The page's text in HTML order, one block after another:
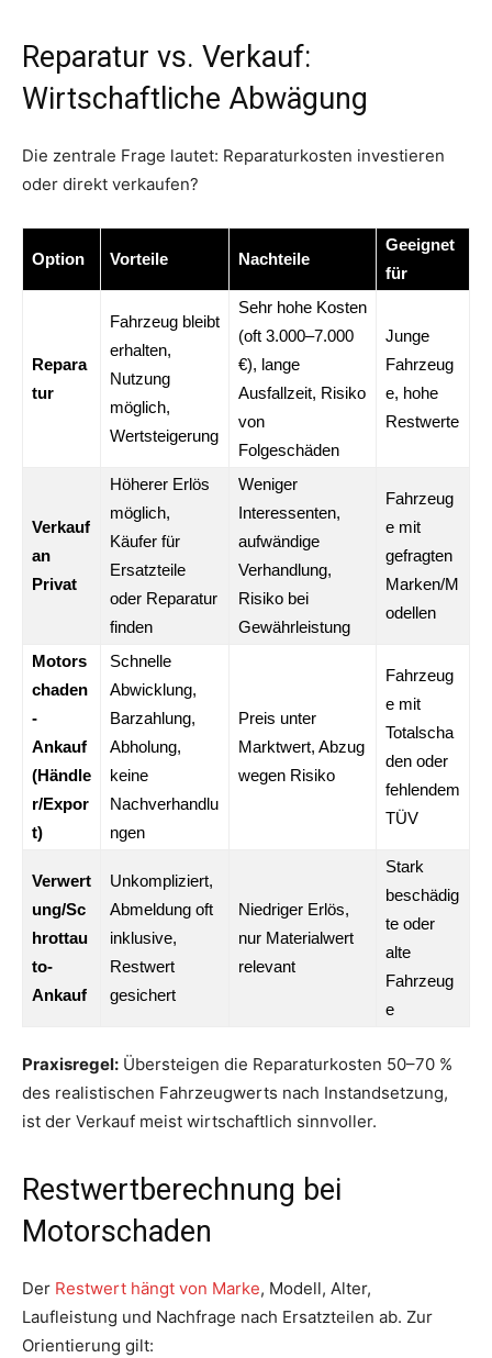
Reparatur vs. Verkauf:
Wirtschaftliche Abwägung
Die zentrale Frage lautet: Reparaturkosten investieren
oder direkt verkaufen?
Option Vorteile Nachteile
Geeignet
für
Repara
tur
Fahrzeug bleibt
erhalten,
Nutzung
möglich,
Wertsteigerung
Sehr hohe Kosten
(oft 3.000–7.000
€), lange
Ausfallzeit, Risiko
von
Folgeschäden
Junge
Fahrzeug
e, hohe
Restwerte
Verkauf
an
Privat
Höherer Erlös
möglich,
Käufer für
Ersatzteile
oder Reparatur
finden
Weniger
Interessenten,
aufwändige
Verhandlung,
Risiko bei
Gewährleistung
Fahrzeug
e mit
gefragten
Marken/M
odellen
Motors
chaden
-
Ankauf
(Händle
r/Expor
t)
Schnelle
Abwicklung,
Barzahlung,
Abholung,
keine
Nachverhandlu
ngen
Preis unter
Marktwert, Abzug
wegen Risiko
Fahrzeug
e mit
Totalscha
den oder
fehlendem
TÜV
Verwert
ung/Sc
hrottau
to-
Ankauf
Unkompliziert,
Abmeldung oft
inklusive,
Restwert
gesichert
Niedriger Erlös,
nur Materialwert
relevant
Stark
beschädig
te oder
alte
Fahrzeug
e
Praxisregel: Übersteigen die Reparaturkosten 50–70 %
des realistischen Fahrzeugwerts nach Instandsetzung,
ist der Verkauf meist wirtschaftlich sinnvoller.
Restwertberechnung bei
Motorschaden
Der Restwert hängt von Marke, Modell, Alter,
Laufleistung und Nachfrage nach Ersatzteilen ab. Zur
Orientierung gilt: